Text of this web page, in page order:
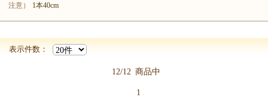
注意） 1本40cm
表示件数：
12/12 商品中
1